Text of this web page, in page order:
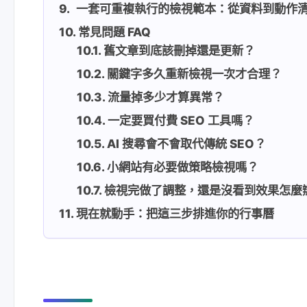
一套可重複執行的檢視範本：從資料到動作
常見問題 FAQ
舊文章到底該刪掉還是更新？
關鍵字多久重新檢視一次才合理？
流量掉多少才算異常？
一定要買付費 SEO 工具嗎？
AI 搜尋會不會取代傳統 SEO？
小網站有必要做策略檢視嗎？
檢視完做了調整，還是沒看到效果怎麼
現在就動手：把這三步排進你的行事曆